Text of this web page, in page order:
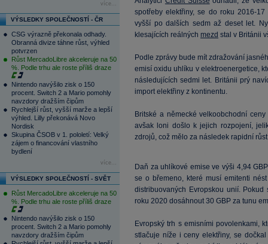
více...
VÝSLEDKY SPOLEČNOSTÍ - ČR
CSG výrazně překonala odhady.
Obranná divize táhne růst, výhled
potvrzen
Růst MercadoLibre akceleruje na 50
%. Podle trhu ale roste příliš draze
Nintendo navýšilo zisk o 150
procent. Switch 2 a Mario pomohly
navzdory dražším čipům
Rychlejší růst, vyšší marže a lepší
výhled. Lilly překonává Novo
Nordisk
Skupina ČSOB v 1. pololetí: Velký
zájem o financování vlastního
bydlení
více...
VÝSLEDKY SPOLEČNOSTÍ - SVĚT
Růst MercadoLibre akceleruje na 50
%. Podle trhu ale roste příliš draze
Nintendo navýšilo zisk o 150
procent. Switch 2 a Mario pomohly
navzdory dražším čipům
spotřeby elektřiny, se do roku 2016-
vyšší po dalších sedm až deset let.
klesajících reálných mezd stal v Británii
Podle zprávy bude mít zdražování
emisí oxidu uhlíku v elektroenergetice,
následujících sedmi let. Británii prý
import elektřiny z kontinentu.
Britské a německé velkoobchodní
avšak loni došlo k jejich rozpojení,
zdrojů, což mělo za následek rapidní
Daň za uhlíkové emise ve výši 4,94
se o břemeno, které musí emitenti
distribuovaných Evropskou unií.
roku 2020 dosáhnout 30 GBP za tunu
Evropský trh s emisními povolenkami,
stlačuje níže i ceny elektřiny, se